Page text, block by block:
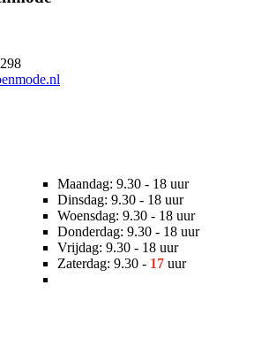
Maandag: 9.30 - 18 uur
Dinsdag: 9.30 - 18 uur
Woensdag: 9.30 - 18 uur
Donderdag: 9.30 - 18 uur
Vrijdag: 9.30 - 18 uur
Zaterdag: 9.30 - 17 uur